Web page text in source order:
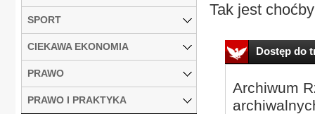
Tak jest
Dostęp do
Archiwum
SPORT
CIEKAWA EKONOMIA
PRAWO
PRAWO I PRAKTYKA